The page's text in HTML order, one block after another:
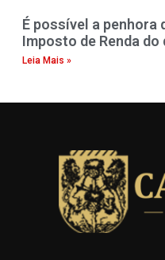
É possível a penhora
Imposto de Renda
Leia Mais »